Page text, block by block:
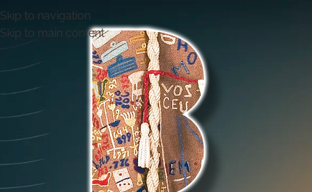
Skip to navigation
Skip to main content